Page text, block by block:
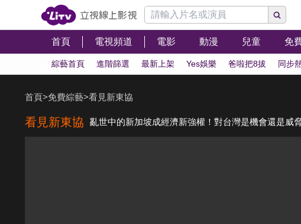
首頁 電視頻道 電影 動漫 兒童 免
綜藝首頁 進階篩選 最新上架 Yes娛樂 爸啦把8拔 同步
首頁>免費綜藝>看見新東協
看見新東協 亂世中的新加坡成經濟新強權！對台灣是機會還是威